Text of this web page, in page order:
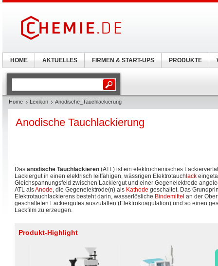
Home Lexikon Anodische_Tauchlackierung
Anodische Tauchlackierung
Das anodische Tauchlackieren (ATL) ist ein elektrochemisches
Lackiergut in einen elektrisch leitfähigen, wässrigen Elektrotauch lack
Gleichspannungsfeld zwischen Lackiergut und einer Gegenelektrode
ATL alsAnode, die Gegenelektrode(n) als Kathode geschaltet. Das
Elektrotauchlackierens besteht darin, wasserlösliche Bindemittel an der
geschalteten Lackiergutes auszufällen (Elektrokoagulation) und so einen
Lackfilm zu erzeugen.
Produkt-Highlight
HOME AKTUELLES FIRMEN & START-UPS PRODUKTE